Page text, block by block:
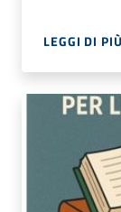
LEGGI DI PIÙ